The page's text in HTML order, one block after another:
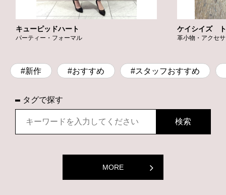
キューピッドハート
パーティー・フォーマル
ケイシイズ ト
革小物・アクセ
#新作 #おすすめ #スタッフおすすめ
タグで探す
MORE